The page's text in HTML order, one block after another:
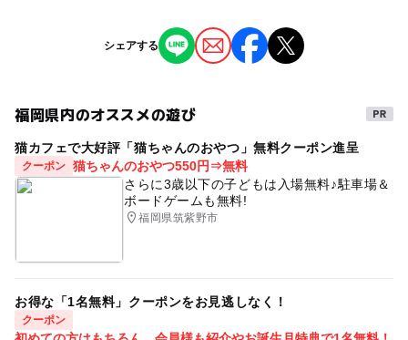
※掲載の情報は天候や主催者側の都合などにより変更にな
ることがあります。
シェアする
福岡県内のオススメの遊び
猫カフェで大好評「猫ちゃんのおやつ」無料クーポン進呈
クーポン 猫ちゃんのおやつ550円⇒無料
さらに3歳以下の子どもは入場無料♪駐車場＆
ボードゲームも無料!
福岡県筑紫野市
お得な「1名無料」クーポンをお見逃しなく！
クーポン